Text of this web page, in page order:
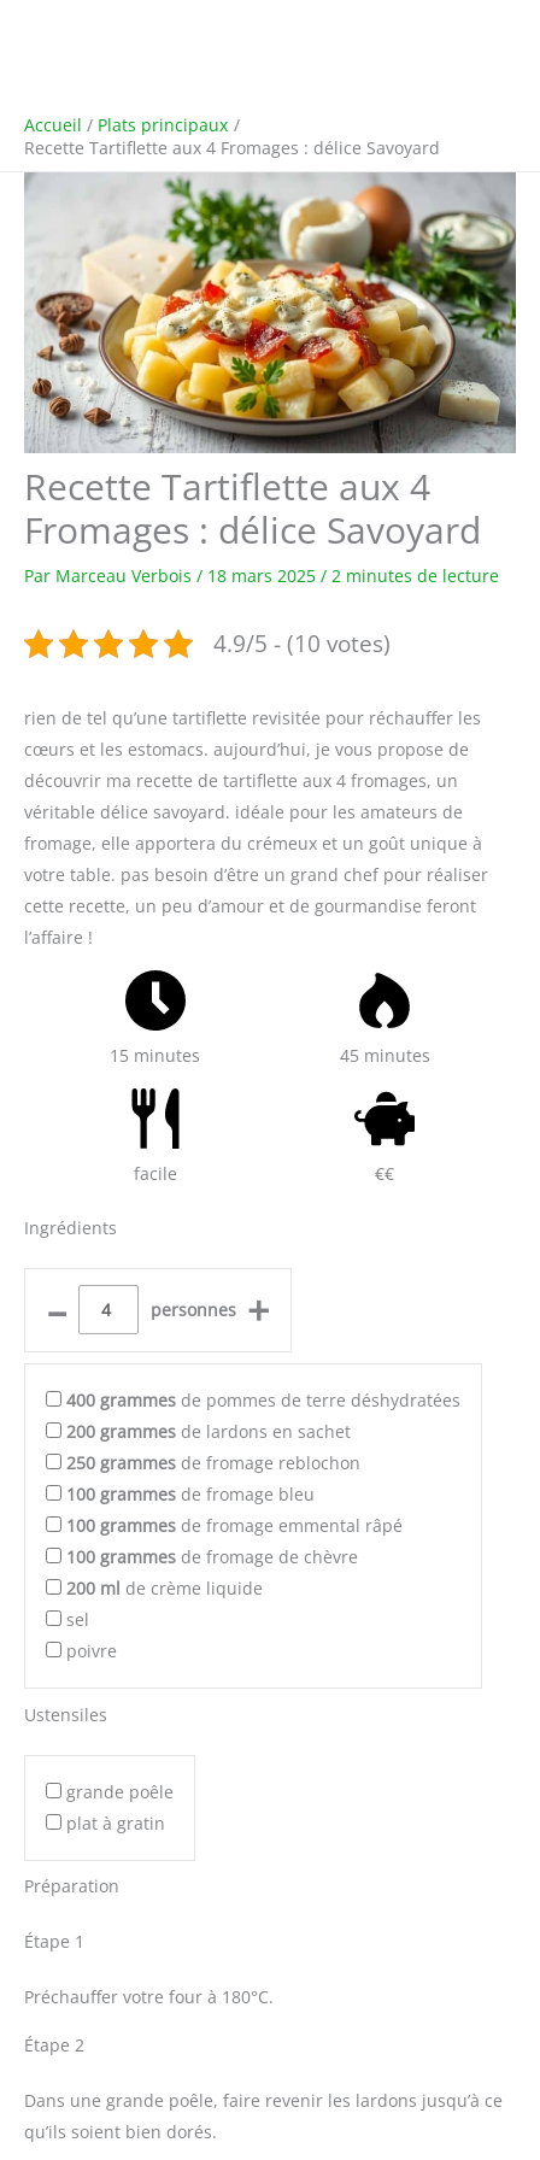
Accueil
Plats principaux
Recette Tartiflette aux 4 Fromages : délice Savoyard
Recette Tartiflette aux 4
Fromages : délice Savoyard
Par Marceau Verbois / 18 mars 2025 / 2 minutes de lecture
4.9/5 - (10 votes)
rien de tel qu’une tartiflette revisitée pour réchauffer les
cœurs et les estomacs. aujourd’hui, je vous propose de
découvrir ma recette de tartiflette aux 4 fromages, un
véritable délice savoyard. idéale pour les amateurs de
fromage, elle apportera du crémeux et un goût unique à
votre table. pas besoin d’être un grand chef pour réaliser
cette recette, un peu d’amour et de gourmandise feront
l’affaire !
15 minutes 45 minutes
facile €€
Ingrédients
– personnes +
400 grammes de pommes de terre déshydratées
200 grammes de lardons en sachet
250 grammes de fromage reblochon
100 grammes de fromage bleu
100 grammes de fromage emmental râpé
100 grammes de fromage de chèvre
200 ml de crème liquide
sel
poivre
Ustensiles
grande poêle
plat à gratin
Préparation
Étape 1
Préchauffer votre four à 180°C.
Étape 2
Dans une grande poêle, faire revenir les lardons jusqu’à ce
qu’ils soient bien dorés.